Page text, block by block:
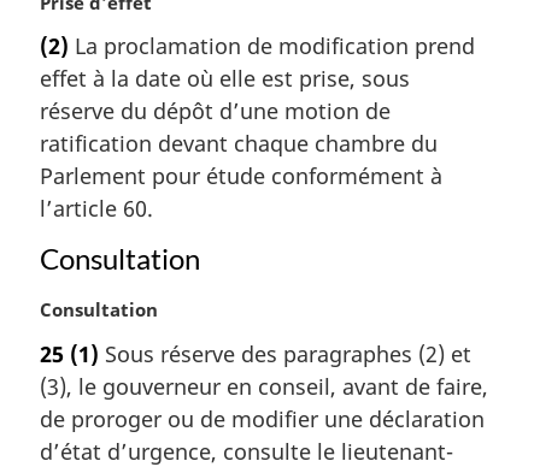
t
e
m
a
g
i
a
e
:
(2) La proclamation de modification prend
effet à la date où elle est prise, sous
réserve du dépôt d’une motion de
ratification devant chaque chambre du
Parlement pour étude conformément à
l’article 60.
Consultation
N
t
e
m
a
Consultation
25 (1) Sous réserve des paragraphes (2) et
(3), le gouverneur en conseil, avant de faire,
de proroger ou de modifier une déclaration
d’état d’urgence, consulte le lieutenant-